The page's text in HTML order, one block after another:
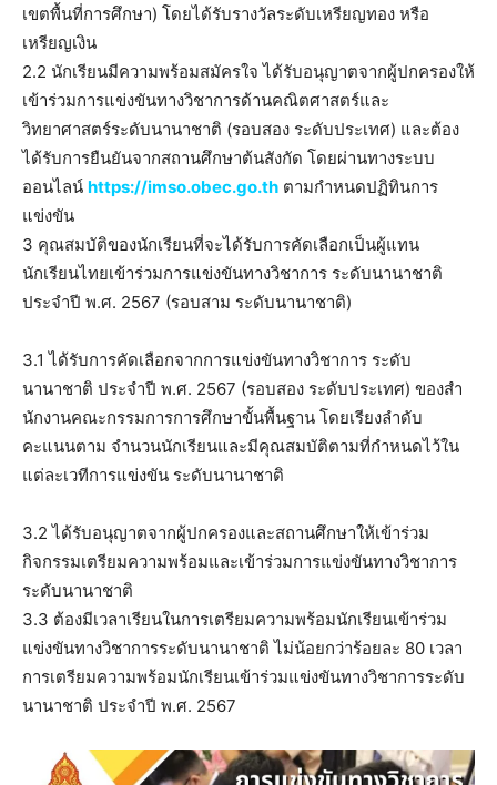
เขตพื้นที่การศึกษา) โดยได้รับรางวัลระดับเหรียญทอง หรือ
เหรียญเงิน
2.2 นักเรียนมีความพร้อมสมัครใจ ได้รับอนุญาตจากผู้ปกครองให้
เข้าร่วมการแข่งขันทางวิชาการด้านคณิตศาสตร์และ
วิทยาศาสตร์ระดับนานาชาติ (รอบสอง ระดับประเทศ) และต้อง
ได้รับการยืนยันจากสถานศึกษาต้นสังกัด โดยผ่านทางระบบ
ออนไลน์ https://imso.obec.go.th ตามกําหนดปฏิทินการ
แข่งขัน
3 คุณสมบัติของนักเรียนที่จะได้รับการคัดเลือกเป็นผู้แทน
นักเรียนไทยเข้าร่วมการแข่งขันทางวิชาการ ระดับนานาชาติ
ประจําปี พ.ศ. 2567 (รอบสาม ระดับนานาชาติ)
3.1 ได้รับการคัดเลือกจากการแข่งขันทางวิชาการ ระดับ
นานาชาติ ประจําปี พ.ศ. 2567 (รอบสอง ระดับประเทศ) ของสํา
นักงานคณะกรรมการการศึกษาขั้นพื้นฐาน โดยเรียงลําดับ
คะแนนตาม จํานวนนักเรียนและมีคุณสมบัติตามที่กําหนดไว้ใน
แต่ละเวทีการแข่งขัน ระดับนานาชาติ
3.2 ได้รับอนุญาตจากผู้ปกครองและสถานศึกษาให้เข้าร่วม
กิจกรรมเตรียมความพร้อมและเข้าร่วมการแข่งขันทางวิชาการ
ระดับนานาชาติ
3.3 ต้องมีเวลาเรียนในการเตรียมความพร้อมนักเรียนเข้าร่วม
แข่งขันทางวิชาการระดับนานาชาติ ไม่น้อยกว่าร้อยละ 80 เวลา
การเตรียมความพร้อมนักเรียนเข้าร่วมแข่งขันทางวิชาการระดับ
นานาชาติ ประจําปี พ.ศ. 2567